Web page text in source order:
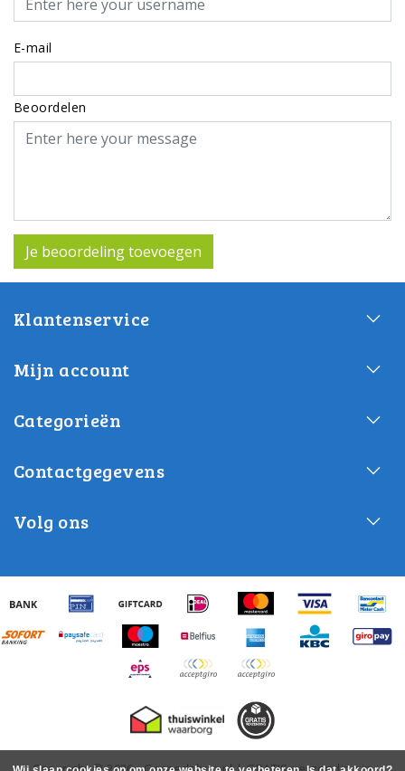
E-mail
Beoordelen
Je beoordeling toevoegen
Klantenservice
Mijn account
Categorieën
Contactgegevens
Volg ons